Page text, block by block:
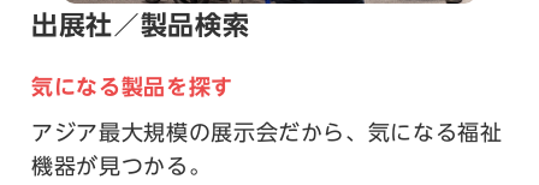
出展社／製品検索
気になる製品を探す
アジア最大規模の展示会だから、気になる福祉
機器が見つかる。